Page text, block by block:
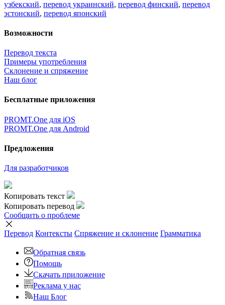
узбекский, перевод украинский, перевод финский, перевод
эстонский, перевод японский
Возможности
Перевод текста
Примеры употребления
Склонение и спряжение
Наш блог
Бесплатные приложения
PROMT.One для iOS
PROMT.One для Android
Предложения
Для разработчиков
Копировать текст
Копировать перевод
Сообщить о проблеме
Перевод Контексты Спряжение и склонение Грамматика
Обратная связь
Помощь
Скачать приложение
Реклама у нас
Наш Блог